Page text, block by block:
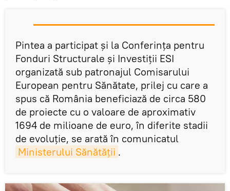
Pintea a participat şi la Conferinţa pentru
Fonduri Structurale şi Investiţii ESI
organizată sub patronajul Comisarului
European pentru Sănătate, prilej cu care a
spus că România beneficiază de circa 580
de proiecte cu o valoare de aproximativ
1694 de milioane de euro, în diferite stadii
de evoluţie, se arată în comunicatul
Ministerului Sănătăţii .